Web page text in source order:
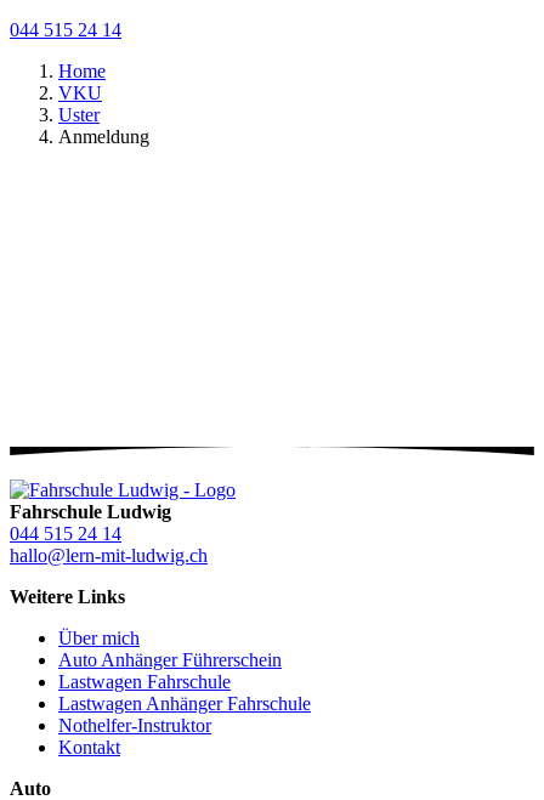
044 515 24 14
Home
VKU
Uster
Anmeldung
Fahrschule Ludwig
044 515 24 14
hallo@lern-mit-ludwig.ch
Weitere Links
Über mich
Auto Anhänger Führerschein
Lastwagen Fahrschule
Lastwagen Anhänger Fahrschule
Nothelfer-Instruktor
Kontakt
Auto